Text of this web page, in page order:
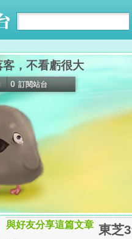
客，不看虧很大
0 訂閱站台
與好友分享這篇文章 東芝